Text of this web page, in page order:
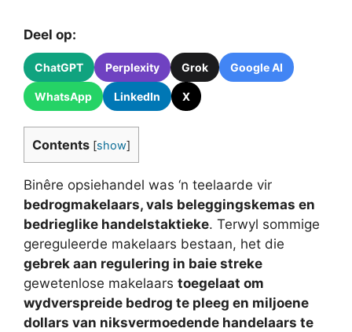
Deel op:
ChatGPT Perplexity Grok Google AI
WhatsApp LinkedIn X
Contents [show]
Binêre opsiehandel was ‘n teelaarde vir
bedrogmakelaars, vals beleggingskemas en
bedrieglike handelstaktieke. Terwyl sommige
gereguleerde makelaars bestaan, het die
gebrek aan regulering in baie streke
gewetenlose makelaars toegelaat om
wydverspreide bedrog te pleeg en miljoene
dollars van niksvermoedende handelaars te